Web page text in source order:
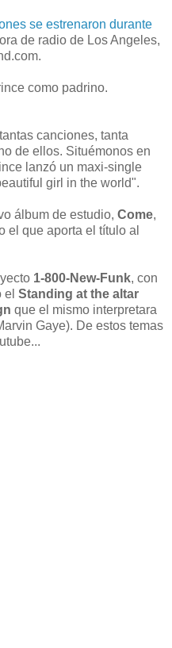
se estrenaron durante
de radio de Los Angeles,
como padrino.
canciones, tanta
de ellos. Situémonos en
lanzó un maxi-single
girl in the world".
álbum de estudio, Come,
el que aporta el título al
1-800-New-Funk, con
Standing at the altar
que el mismo interpretara
Gaye). De estos temas